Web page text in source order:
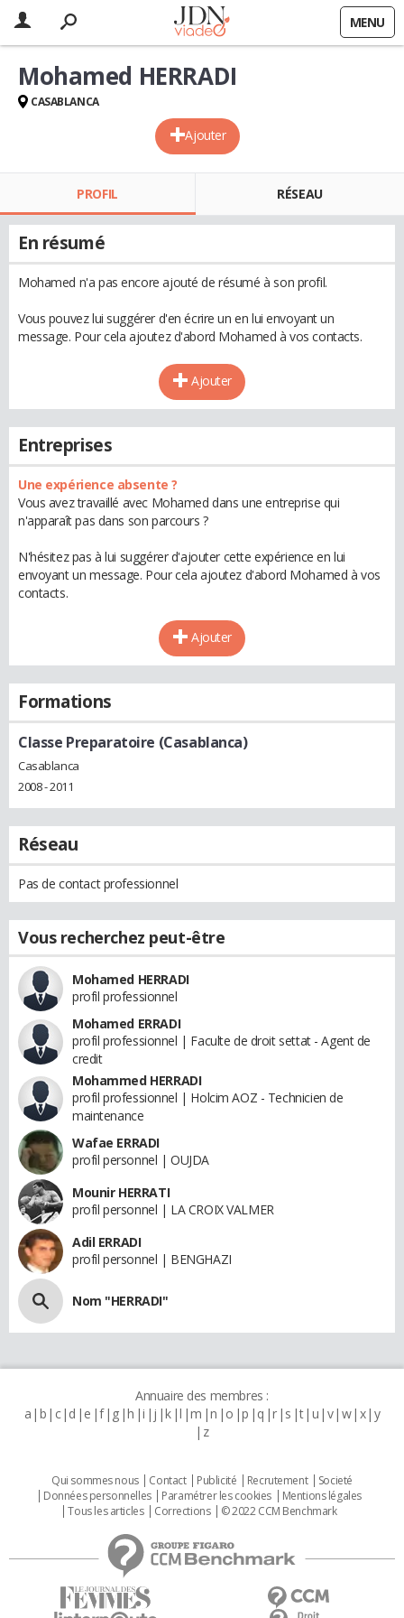
MENU
Ajouter
Mohamed HERRADI
CASABLANCA
PROFIL RÉSEAU
En résumé
Mohamed n'a pas encore ajouté de résumé à son profil.
Vous pouvez lui suggérer d'en écrire un en lui envoyant un
message. Pour cela ajoutez d'abord Mohamed à vos contacts.
Ajouter
Entreprises
Une expérience absente ?
Vous avez travaillé avec Mohamed dans une entreprise qui
n'apparaît pas dans son parcours ?
N'hésitez pas à lui suggérer d'ajouter cette expérience en lui
envoyant un message. Pour cela ajoutez d'abord Mohamed à vos
contacts.
Ajouter
Formations
Classe Preparatoire (Casablanca)
Casablanca
2008 - 2011
Réseau
Pas de contact professionnel
Vous recherchez peut-être
Mohamed HERRADI
profil professionnel
Mohamed ERRADI
profil professionnel | Faculte de droit settat - Agent de
credit
Mohammed HERRADI
profil professionnel | Holcim AOZ - Technicien de
maintenance
Wafae ERRADI
profil personnel | OUJDA
Mounir HERRATI
profil personnel | LA CROIX VALMER
Adil ERRADI
profil personnel | BENGHAZI
Nom "HERRADI"
Annuaire des membres :
a b c d e f g h i j k l m n o p q r s t u v w x y
z
Qui sommes nous Contact Publicité Recrutement
Societé
Données personnelles
Paramétrer les cookies
Mentions légales
Tous les articles
Corrections © 2022 CCM Benchmark